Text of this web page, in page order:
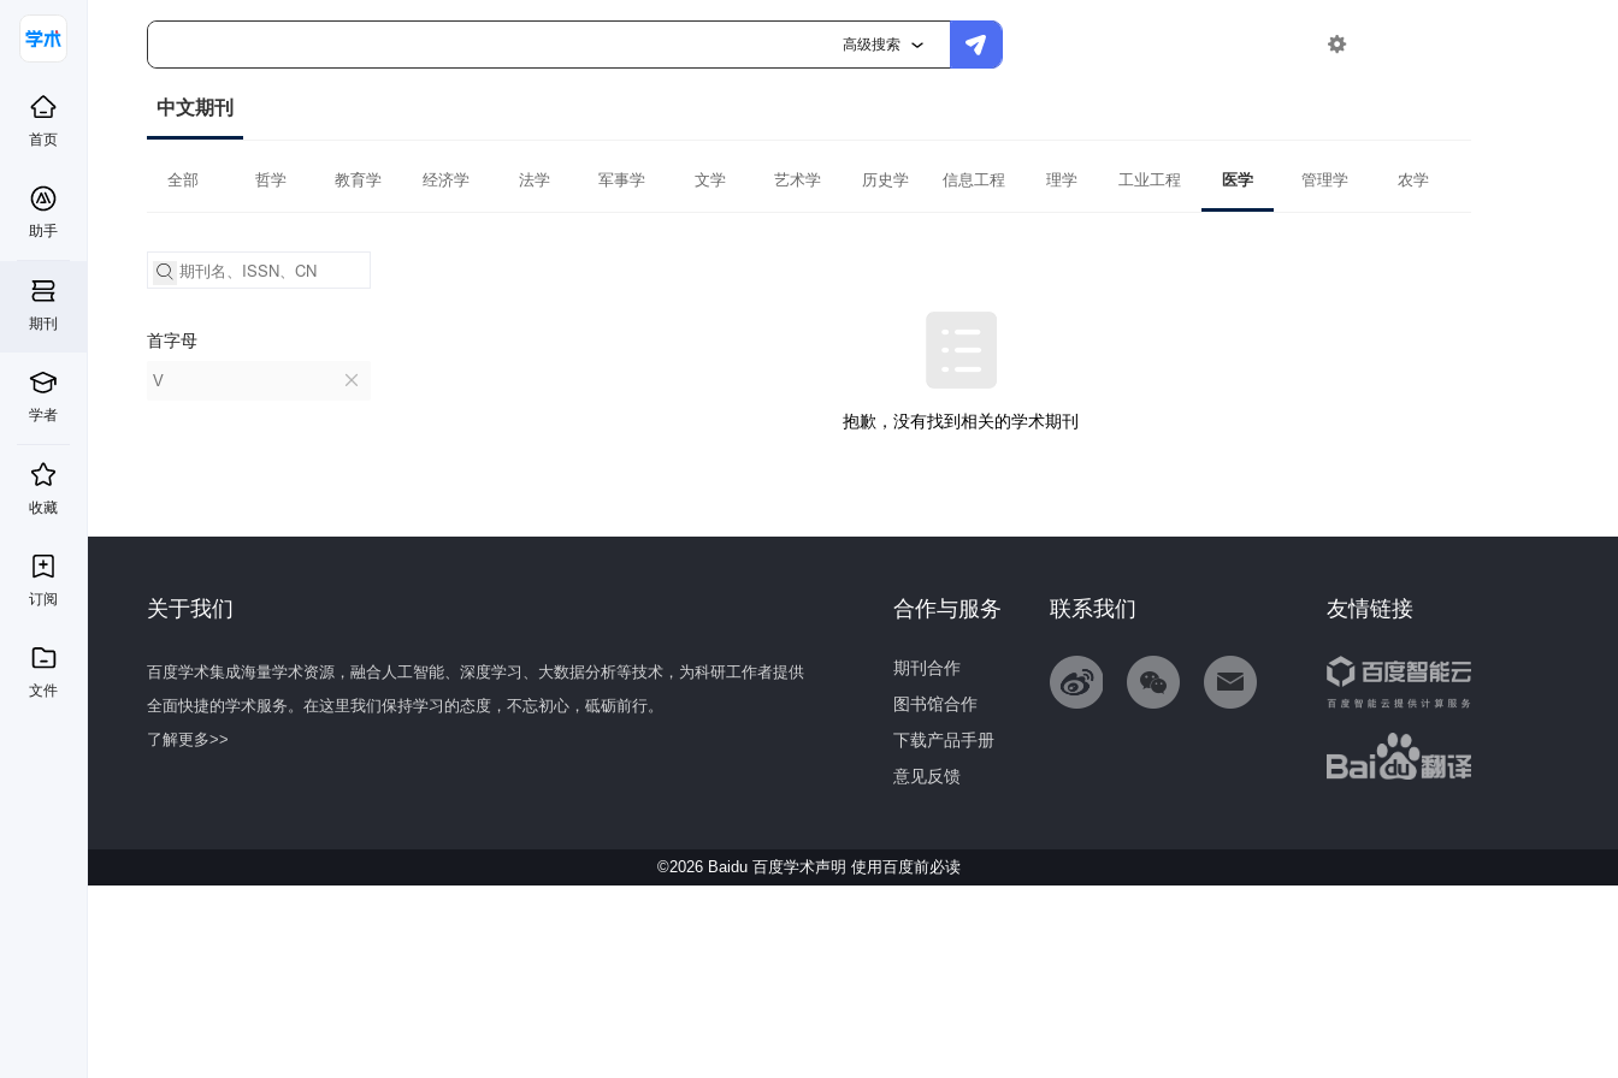
高级搜索 
首页
助手
期刊
学者
收藏
订阅
文件
中文期刊
全部 哲学 教育学 经济学 法学 军事学 文学 艺术学 历史学 信息工程 理学 工业工程 医学 管理学 农学
首字母
V
抱歉，没有找到相关的学术期刊
关于我们
百度学术集成海量学术资源，融合人工智能、深度学习、大数据分析等技术，为科研工作者提供
全面快捷的学术服务。在这里我们保持学习的态度，不忘初心，砥砺前行。
了解更多>>
友情链接
联系我们
合作与服务
期刊合作
图书馆合作
下载产品手册
意见反馈
©2026 Baidu 百度学术声明 使用百度前必读